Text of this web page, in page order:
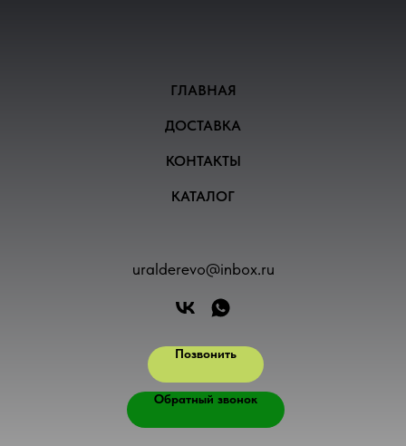
ГЛАВНАЯ
ДОСТАВКА
КОНТАКТЫ
КАТАЛОГ
uralderevo@inbox.ru
Позвонить
Обратный звонок